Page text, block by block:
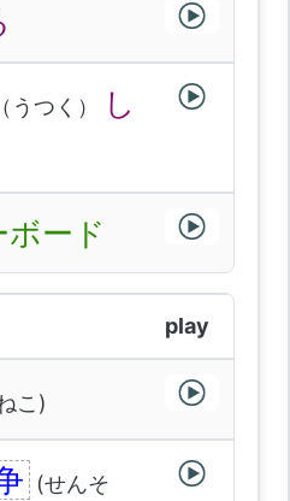
うつく）
し
ボード
play
こ)
(せんそ